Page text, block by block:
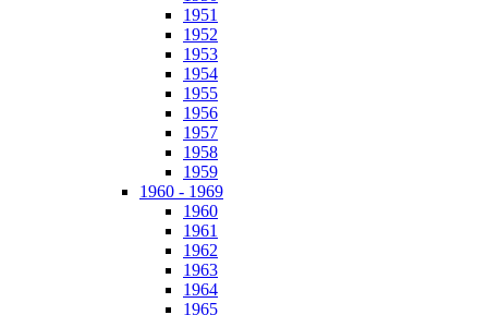
1951
1952
1953
1954
1955
1956
1957
1958
1959
1960 - 1969
1960
1961
1962
1963
1964
1965